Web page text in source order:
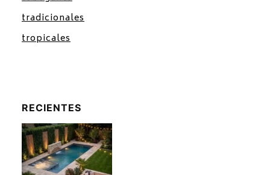
tradicionales
tropicales
RECIENTES